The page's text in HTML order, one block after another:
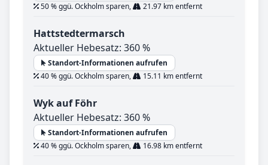
50 % ggü. Ockholm sparen,
21.97 km entfernt
Hattstedtermarsch
Aktueller Hebesatz: 360 %
Standort-Informationen aufrufen
40 % ggü. Ockholm sparen,
15.11 km entfernt
Wyk auf Föhr
Aktueller Hebesatz: 360 %
Standort-Informationen aufrufen
40 % ggü. Ockholm sparen,
16.98 km entfernt